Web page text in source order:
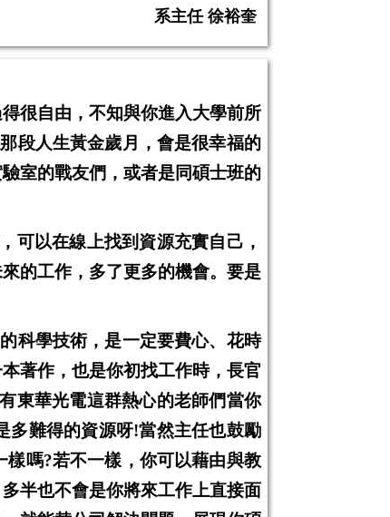
系主任 徐裕奎
很自由，不知與你進入大學前所
段人生黃金歲月，會是很幸福的
室的戰友們，或者是同碩士班的
可以在線上找到資源充實自己，
的工作，多了更多的機會。要是
科學技術，是一定要費心、花時
著作，也是你初找工作時，長官
東華光電這群熱心的老師們當你
多難得的資源呀!當然主任也鼓勵
樣嗎?若不一樣，你可以藉由與教
半也不會是你將來工作上直接面